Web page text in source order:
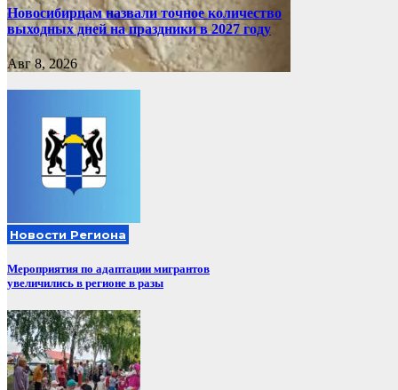
Новосибирцам назвали точное количество
выходных дней на праздники в 2027 году
Авг 8, 2026
Новости Региона
Мероприятия по адаптации мигрантов
увеличились в регионе в разы